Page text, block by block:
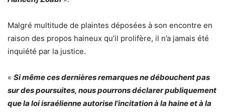
Malgré multitude de plaintes déposées à son encontre en
raison des propos haineux qu’il prolifère, il n’a jamais été
inquiété par la justice.
« Si même ces dernières remarques ne débouchent pas
sur des poursuites, nous pourrons déclarer publiquement
que la loi israélienne autorise l’incitation à la haine et à la